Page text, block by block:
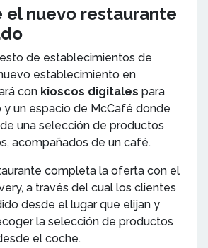
el nuevo restaurante
de establecimientos de
establecimiento en
con kioscos digitales para
y un espacio de McCafé donde
una selección de productos
acompañados de un café.
completa la oferta con el
a través del cual los clientes
desde el lugar que elijan y
la selección de productos
el coche.